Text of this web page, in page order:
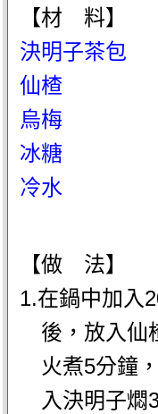
【材 料】
決明子茶包
仙楂
烏梅
冰糖
冷水
【做 法】
1.在鍋中加入
後，放入仙
火煮5分鐘
入決明子燜